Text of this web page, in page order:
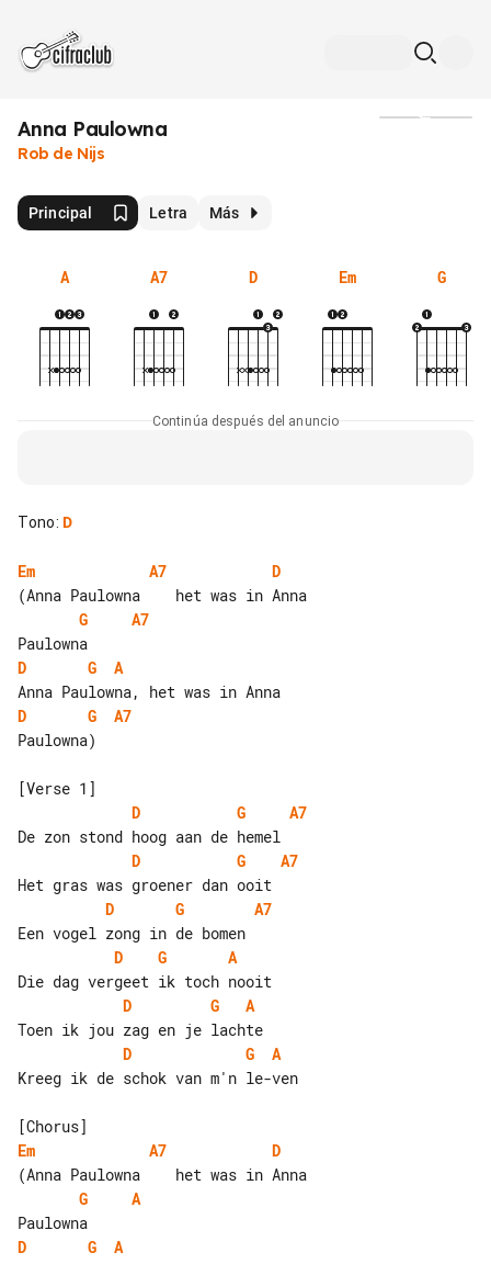
Anna Paulowna
Rob de Nijs
Principal Letra Más
A A7 D Em G
Continúa después del anuncio
Tono: D
Em A7
D
G
A7
D
G
A
D
G
A7
Paulowna)
D
G
A7
D
G
A7
D
G
A7
D
G
A
D
G
A
D
G
A
Kreeg ik de schok van m'n le-ven
Em
A7
D
G
A
D
G
A